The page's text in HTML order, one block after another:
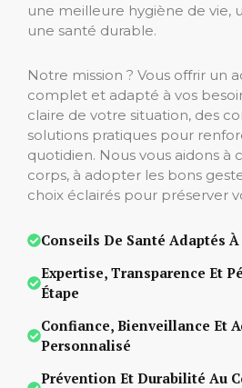
une meilleure hygiène de vie,
une santé durable.
Notre mission ? Vous offrir un
complet et adapté à vos
claire de votre situation, des
solutions pratiques pour
quotidien. Nous vous aidons
corps, à adopter les bons
choix éclairés pour préserver
Conseils De Santé Adaptés
Expertise, Transparence Et
Étape
Confiance, Bienveillance Et
Personnalisé
Prévention Et Durabilité Au